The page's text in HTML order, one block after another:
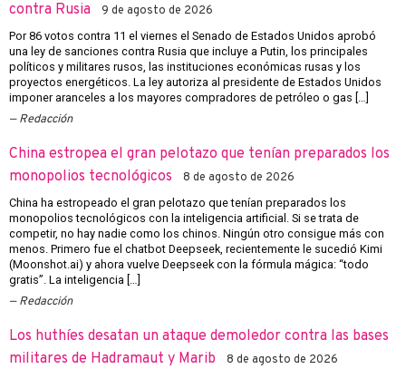
contra Rusia
9 de agosto de 2026
Por 86 votos contra 11 el viernes el Senado de Estados Unidos aprobó
una ley de sanciones contra Rusia que incluye a Putin, los principales
políticos y militares rusos, las instituciones económicas rusas y los
proyectos energéticos. La ley autoriza al presidente de Estados Unidos
imponer aranceles a los mayores compradores de petróleo o gas […]
Redacción
China estropea el gran pelotazo que tenían preparados los
monopolios tecnológicos
8 de agosto de 2026
China ha estropeado el gran pelotazo que tenían preparados los
monopolios tecnológicos con la inteligencia artificial. Si se trata de
competir, no hay nadie como los chinos. Ningún otro consigue más con
menos. Primero fue el chatbot Deepseek, recientemente le sucedió Kimi
(Moonshot.ai) y ahora vuelve Deepseek con la fórmula mágica: “todo
gratis”. La inteligencia […]
Redacción
Los huthíes desatan un ataque demoledor contra las bases
militares de Hadramaut y Marib
8 de agosto de 2026